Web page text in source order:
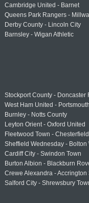
Cambridge United - Barnet
Queens Park Rangers - Millwall
Derby County - Lincoln City
Barnsley - Wigan Athletic
Stockport County - Doncaster
West Ham United - Portsmouth
Burnley - Notts County
Leyton Orient - Oxford United
Fleetwood Town - Chesterfield
Sheffield Wednesday - Bolton
Cardiff City - Swindon Town
Burton Albion - Blackburn
Crewe Alexandra - Accrington
Salford City - Shrewsbury